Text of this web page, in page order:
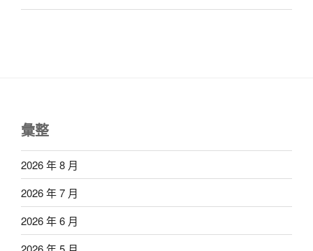
彙整
2026 年 8 月
2026 年 7 月
2026 年 6 月